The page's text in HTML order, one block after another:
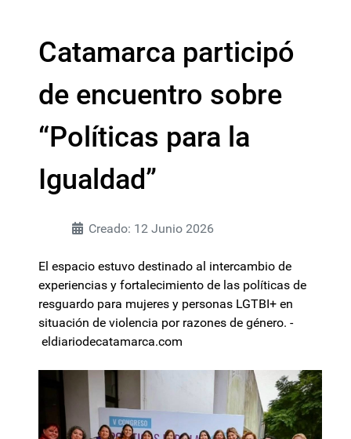
Catamarca participó
de encuentro sobre
“Políticas para la
Igualdad”
Creado: 12 Junio 2026
El espacio estuvo destinado al intercambio de
experiencias y fortalecimiento de las políticas de
resguardo para mujeres y personas LGTBI+ en
situación de violencia por razones de género. -
eldiariodecatamarca.com